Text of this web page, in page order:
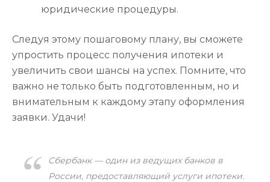
юридические процедуры.
Следуя этому пошаговому плану, вы сможете
упростить процесс получения ипотеки и
увеличить свои шансы на успех. Помните, что
важно не только быть подготовленным, но и
внимательным к каждому этапу оформления
заявки. Удачи!
Сбербанк — один из ведущих банков в
России, предоставляющий услуги ипотеки.